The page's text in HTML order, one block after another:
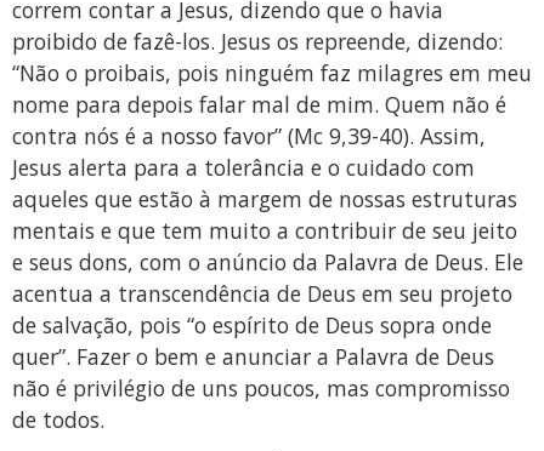
correm contar a Jesus, dizendo que o havia
proibido de fazê-los. Jesus os repreende, dizendo:
“Não o proibais, pois ninguém faz milagres em meu
nome para depois falar mal de mim. Quem não é
contra nós é a nosso favor” (Mc 9,39-40). Assim,
Jesus alerta para a tolerância e o cuidado com
aqueles que estão à margem de nossas estruturas
mentais e que tem muito a contribuir de seu jeito
e seus dons, com o anúncio da Palavra de Deus. Ele
acentua a transcendência de Deus em seu projeto
de salvação, pois “o espírito de Deus sopra onde
quer”. Fazer o bem e anunciar a Palavra de Deus
não é privilégio de uns poucos, mas compromisso
de todos.